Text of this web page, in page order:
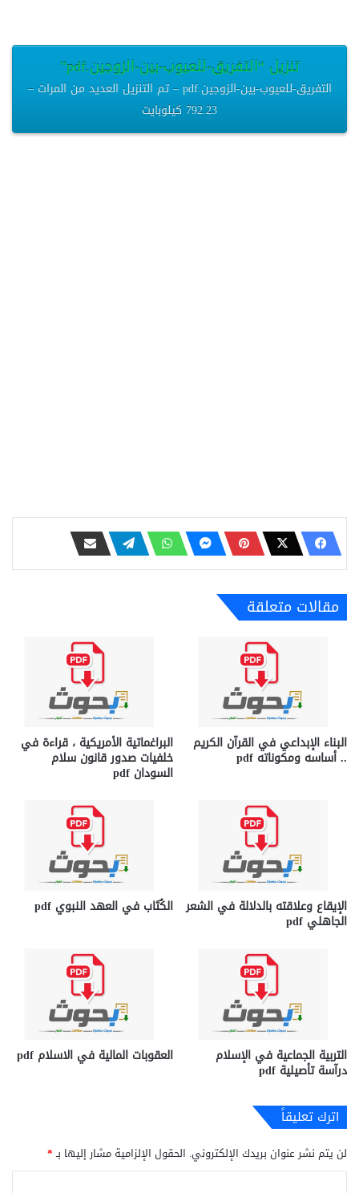
تنزيل “التفريق-للعيوب-بين-الزوجين.pdf”
التفريق-للعيوب-بين-الزوجين.pdf – تم التنزيل العديد من المرات –
792.23 كيلوبايت
مقالات متعلقة
البناء الإبداعي في القرآن الكريم
.. أساسه ومكوناته pdf
البراغماتية الأمريكية ، قراءة في
خلفيات صدور قانون سلام
السودان pdf
الإيقاع وعلاقته بالدلالة في الشعر
الجاهلي pdf
الكُتَاب في العهد النبوي pdf
التربية الجماعية في الإسلام
درآسة تأصيلية pdf
العقوبات المالية في الاسلام pdf
اترك تعليقاً
لن يتم نشر عنوان بريدك الإلكتروني. الحقول الإلزامية مشار إليها بـ*